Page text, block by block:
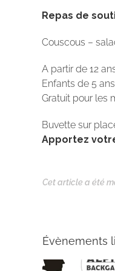
Repas de
Couscous –
A partir de 12
Enfants de 5
Gratuit pour les
Buvette sur
Apportez
Cet article a été
Évènements